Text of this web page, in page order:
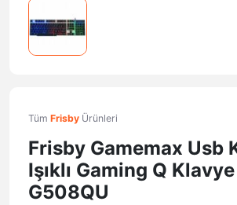
Tüm Frisby Ürünleri
Frisby Gamemax Usb
Işıklı Gaming Q
G508QU